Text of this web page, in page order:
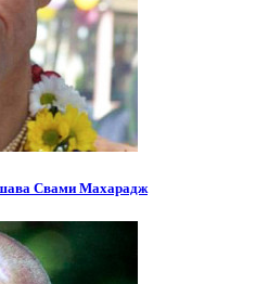
Свами Махарадж